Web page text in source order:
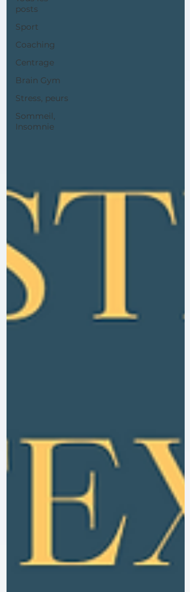
posts
Sport
Coaching
Centrage
Brain Gym
Stress, peurs
Sommeil,
Insomnie